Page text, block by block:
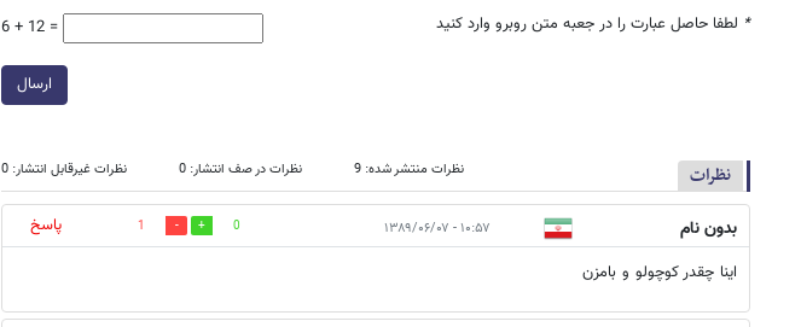
* لطفا حاصل عبارت را در جعبه متن روبرو وارد کنید 6 + 12 =
ارسال
نظرات نظرات منتشر شده: 9 نظرات در صف انتشار: 0 نظرات غیرقابل انتشار: 0
بدون نام ۱۰:۵۷ - ۱۳۸۹/۰۶/۰۷ 0
1
پاسخ
اینا چقدر کوچولو و بامزن